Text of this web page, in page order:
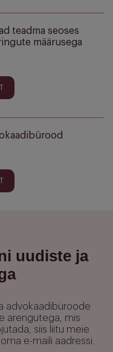
teadma seoses
määrusega
uudiste ja
advokaadibüroode
arengutega, mis
siis liitu meie
e-maili aadressi.